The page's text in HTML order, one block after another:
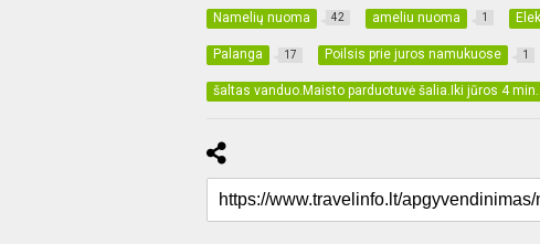
Namelių nuoma 42 ameliu nuoma 1
Palanga 17 Poilsis prie juros namukuose 1
šaltas vanduo.Maisto parduotuvė šalia.Iki jūros 4